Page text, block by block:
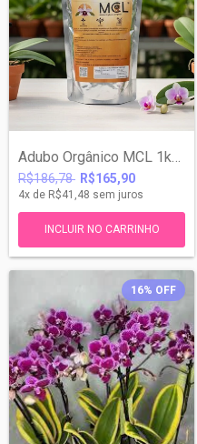
Adubo Orgânico MCL 1kg FRETE GRÁTIS PAC
R$186,78 R$165,90
4x de R$41,48 sem juros
16% OFF